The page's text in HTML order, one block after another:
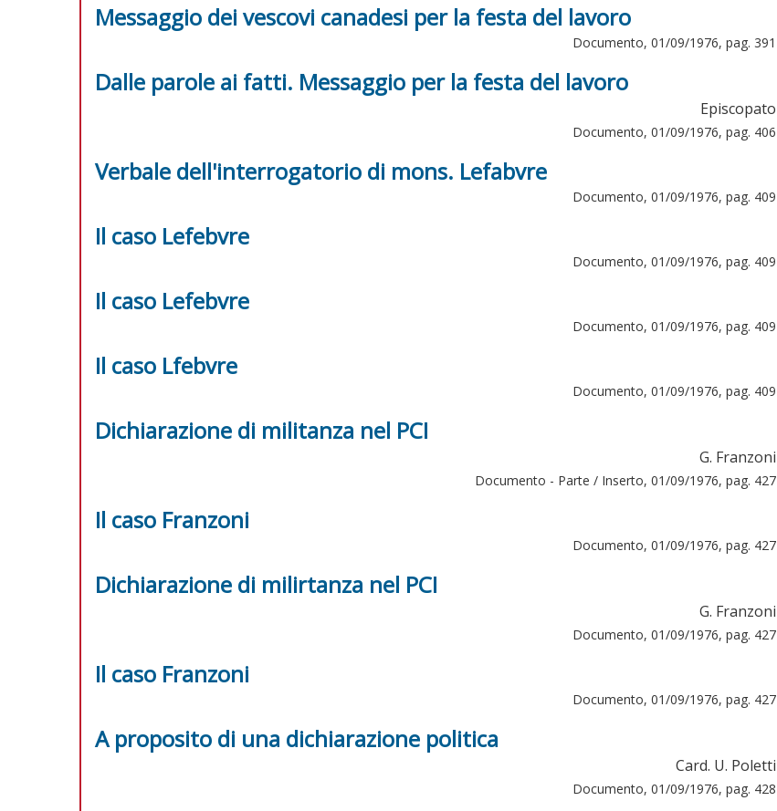
Messaggio dei vescovi canadesi per la festa del lavoro
Documento, 01/09/1976, pag. 391
Dalle parole ai fatti. Messaggio per la festa del lavoro
Episcopato
Documento, 01/09/1976, pag. 406
Verbale dell'interrogatorio di mons. Lefabvre
Documento, 01/09/1976, pag. 409
Il caso Lefebvre
Documento, 01/09/1976, pag. 409
Il caso Lefebvre
Documento, 01/09/1976, pag. 409
Il caso Lfebvre
Documento, 01/09/1976, pag. 409
Dichiarazione di militanza nel PCI
G. Franzoni
Documento - Parte / Inserto, 01/09/1976, pag. 427
Il caso Franzoni
Documento, 01/09/1976, pag. 427
Dichiarazione di milirtanza nel PCI
G. Franzoni
Documento, 01/09/1976, pag. 427
Il caso Franzoni
Documento, 01/09/1976, pag. 427
A proposito di una dichiarazione politica
Card. U. Poletti
Documento, 01/09/1976, pag. 428